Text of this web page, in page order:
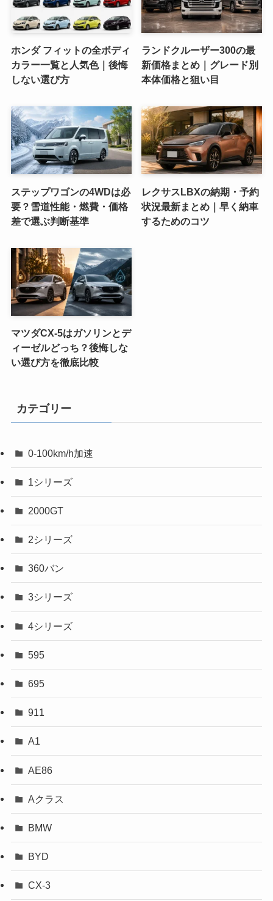
ホンダ フィットの全ボディ
カラー一覧と人気色｜後悔
しない選び方
ランドクルーザー300の最
新価格まとめ｜グレード別
本体価格と狙い目
ステップワゴンの4WDは必
要？雪道性能・燃費・価格
差で選ぶ判断基準
レクサスLBXの納期・予約
状況最新まとめ｜早く納車
するためのコツ
マツダCX-5はガソリンとデ
ィーゼルどっち？後悔しな
い選び方を徹底比較
カテゴリー
0-100km/h加速
1シリーズ
2000GT
2シリーズ
360バン
3シリーズ
4シリーズ
595
695
911
A1
AE86
Aクラス
BMW
BYD
CX-3